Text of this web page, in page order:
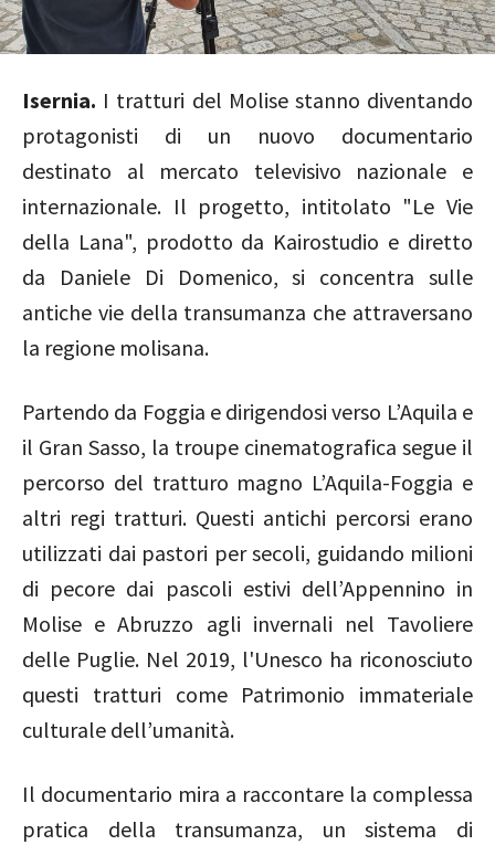
Isernia. I tratturi del Molise stanno diventando
protagonisti di un nuovo documentario
destinato al mercato televisivo nazionale e
internazionale. Il progetto, intitolato "Le Vie
della Lana", prodotto da Kairostudio e diretto
da Daniele Di Domenico, si concentra sulle
antiche vie della transumanza che attraversano
la regione molisana.
Partendo da Foggia e dirigendosi verso L’Aquila e
il Gran Sasso, la troupe cinematografica segue il
percorso del tratturo magno L’Aquila-Foggia e
altri regi tratturi. Questi antichi percorsi erano
utilizzati dai pastori per secoli, guidando milioni
di pecore dai pascoli estivi dell’Appennino in
Molise e Abruzzo agli invernali nel Tavoliere
delle Puglie. Nel 2019, l'Unesco ha riconosciuto
questi tratturi come Patrimonio immateriale
culturale dell’umanità.
Il documentario mira a raccontare la complessa
pratica della transumanza, un sistema di